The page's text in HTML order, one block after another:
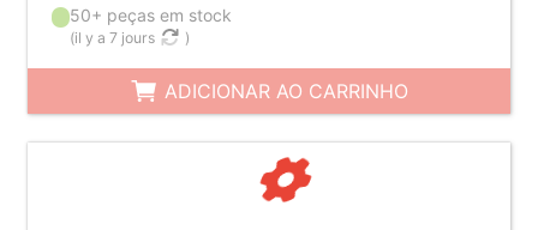
50+ peças em stock
(il y a 7 jours )
ADICIONAR AO CARRINHO